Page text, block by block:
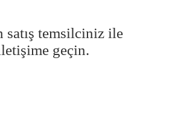
satış temsilciniz ile
geçin.